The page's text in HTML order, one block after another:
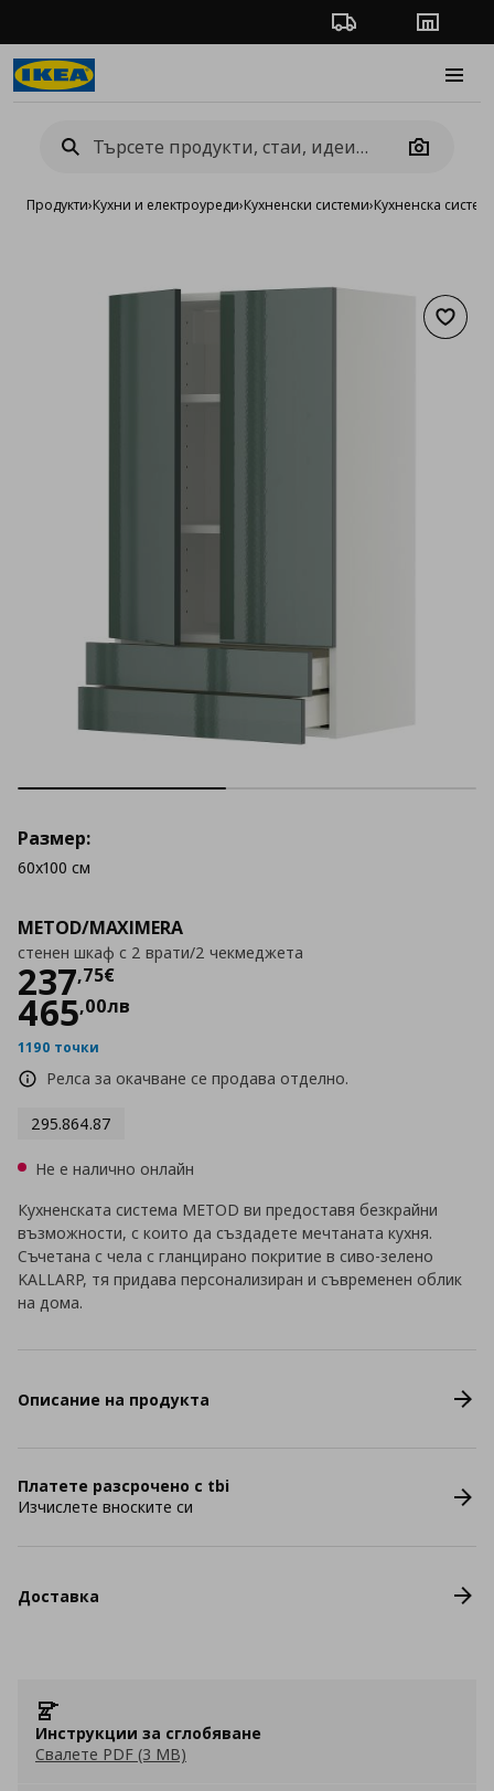
Проследяване на
Camera
Продукти›Кухни и електроуреди›Кухненски системи›Кухненска
METOD/MAXIMERA
стенен шкаф с 2 врати/2 чекмеджета
237,75€
Цена
465,00лв
1190 точки
Релса за окачване се продава отделно.
295.864.87
Размер:
60x100 см
Не е налично онлайн
Кухненската система METOD ви предоставя безкрайни
възможности, с които да създадете мечтаната кухня.
Съчетана с чела с гланцирано покритие в сиво-зелено
KALLARP, тя придава персонализиран и съвременен облик
на дома.
Описание на продукта
Платете разсрочено с tbi
Изчислете вноските си
Доставка
Инструкции за сглобяване
Свалете PDF (3 MB)